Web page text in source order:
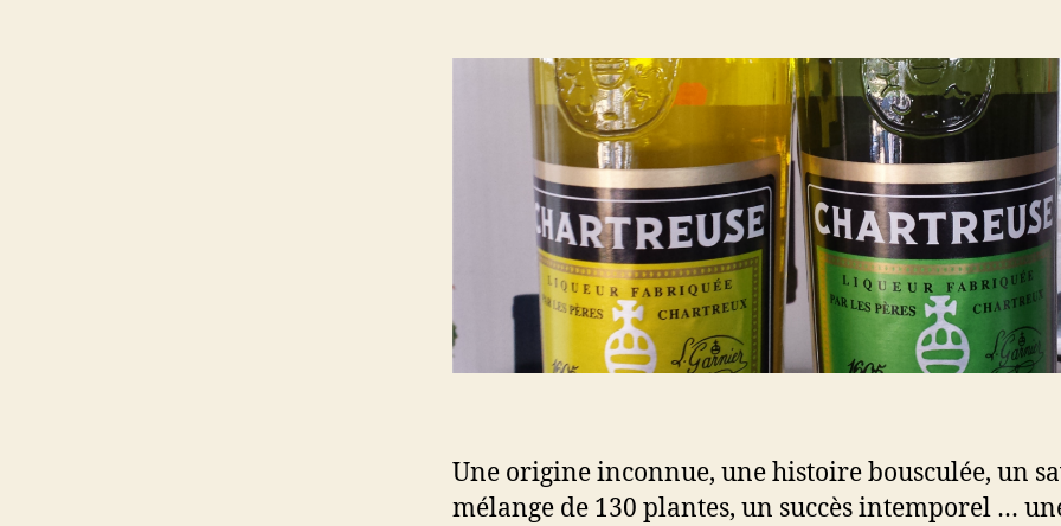
Une origine inconnue, une histoire bousculée, un
mélange de 130 plantes, un succès intemporel …